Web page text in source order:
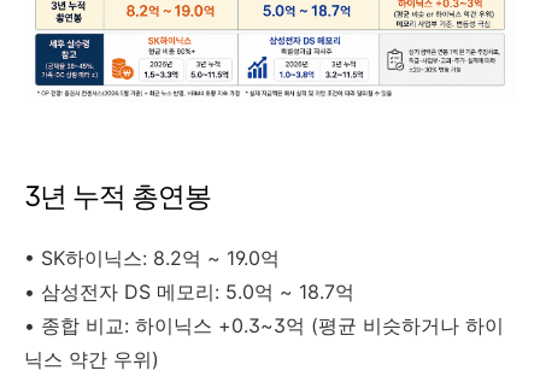
3년 누적 총연봉
• SK하이닉스: 8.2억 ~ 19.0억
• 삼성전자 DS 메모리: 5.0억 ~ 18.7억
• 종합 비교: 하이닉스 +0.3~3억 (평균 비슷하거나 하이
닉스 약간 우위)